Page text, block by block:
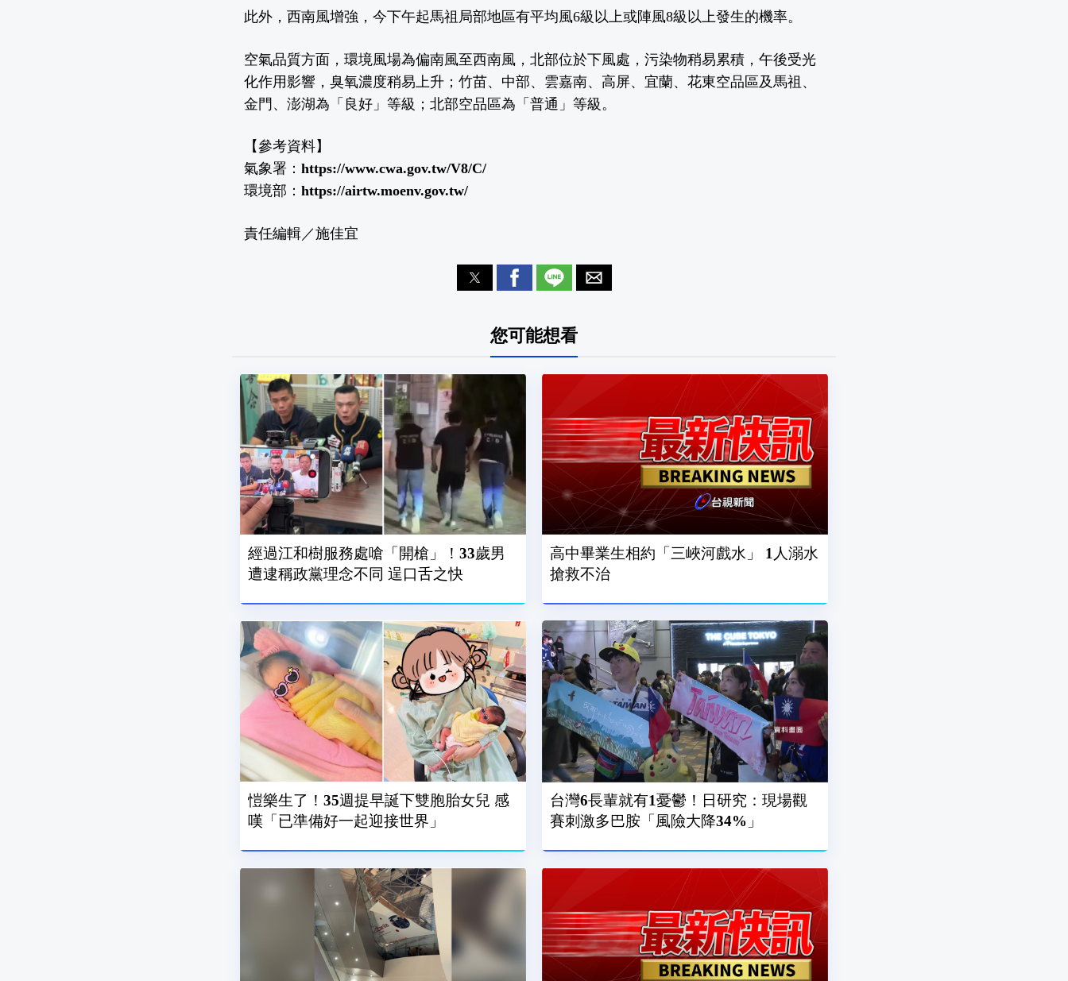
此外，西南風增強，今下午起馬祖局部地區有平均風6級以上或陣風8級以上發生的機率。
空氣品質方面，環境風場為偏南風至西南風，北部位於下風處，污染物稍易累積，午後受光
化作用影響，臭氧濃度稍易上升；竹苗、中部、雲嘉南、高屏、宜蘭、花東空品區及馬祖、
金門、澎湖為「良好」等級；北部空品區為「普通」等級。
【參考資料】
氣象署： https://www.cwa.gov.tw/V8/C/
環境部： https://airtw.moenv.gov.tw/
責任編輯／施佳宜
您可能想看
經過江和樹服務處嗆「開槍」！33歲男
遭逮稱政黨理念不同 逞口舌之快
高中畢業生相約「三峽河戲水」 1人溺水
搶救不治
愷樂生了！35週提早誕下雙胞胎女兒 感
嘆「已準備好一起迎接世界」
台灣6長輩就有1憂鬱！日研究：現場觀
賽刺激多巴胺「風險大降34%」